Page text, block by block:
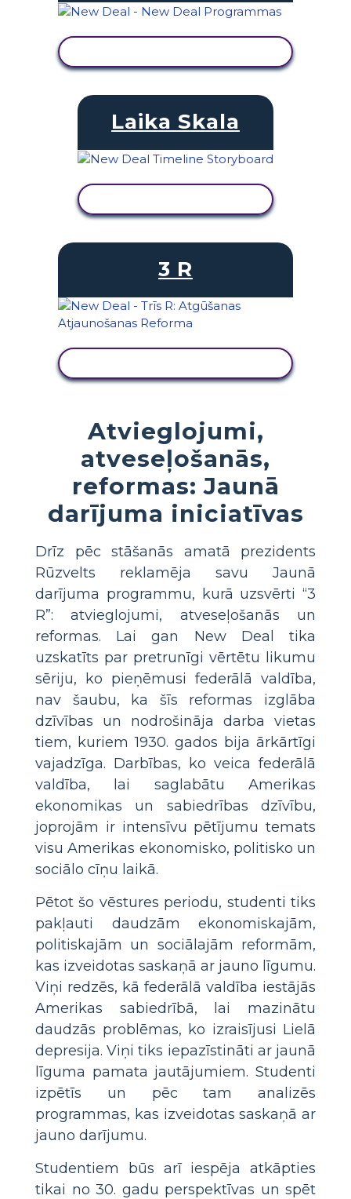
Laika Skala
3 R
Atvieglojumi,
atveseļošanās,
reformas: Jaunā
darījuma iniciatīvas
Drīz pēc stāšanās amatā prezidents
Rūzvelts reklamēja savu Jaunā
darījuma programmu, kurā uzsvērti “3
R”: atvieglojumi, atveseļošanās un
reformas. Lai gan New Deal tika
uzskatīts par pretrunīgi vērtētu likumu
sēriju, ko pieņēmusi federālā valdība,
nav šaubu, ka šīs reformas izglāba
dzīvības un nodrošināja darba vietas
tiem, kuriem 1930. gados bija ārkārtīgi
vajadzīga. Darbības, ko veica federālā
valdība, lai saglabātu Amerikas
ekonomikas un sabiedrības dzīvību,
joprojām ir intensīvu pētījumu temats
visu Amerikas ekonomisko, politisko un
sociālo cīņu laikā.
Pētot šo vēstures periodu, studenti tiks
pakļauti daudzām ekonomiskajām,
politiskajām un sociālajām reformām,
kas izveidotas saskaņā ar jauno līgumu.
Viņi redzēs, kā federālā valdība iestājās
Amerikas sabiedrībā, lai mazinātu
daudzās problēmas, ko izraisījusi Lielā
depresija. Viņi tiks iepazīstināti ar jaunā
līguma pamata jautājumiem. Studenti
izpētīs un pēc tam analizēs
programmas, kas izveidotas saskaņā ar
jauno darījumu.
Studentiem būs arī iespēja atkāpties
tikai no 30. gadu perspektīvas un spēt